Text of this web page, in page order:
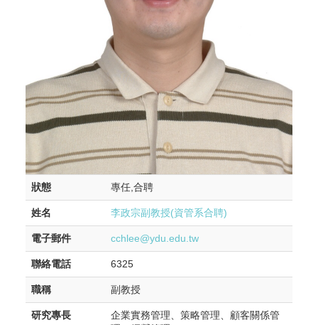
狀態 專任,合聘
姓名 李政宗副教授(資管系合聘)
電子郵件 cchlee@ydu.edu.tw
聯絡電話 6325
職稱 副教授
研究專長
企業實務管理、策略管理、顧客關係管